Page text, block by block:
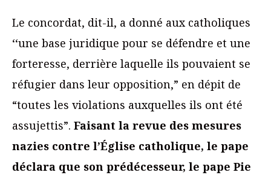
Le concordat, dit-il, a donné aux catholiques
‘‘une base juridique pour se défendre et une
forteresse, derrière laquelle ils pouvaient se
réfugier dans leur opposition,” en dépit de
“toutes les violations auxquelles ils ont été
assujettis”. Faisant la revue des mesures
nazies contre l’Église catholique, le pape
déclara que son prédécesseur, le pape Pie